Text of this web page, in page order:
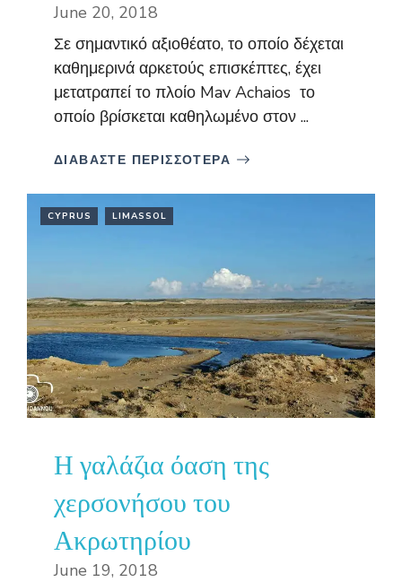
June 20, 2018
Σε σημαντικό αξιοθέατο, το οποίο δέχεται
καθημερινά αρκετούς επισκέπτες, έχει
μετατραπεί το πλοίο Mav Achaios το
οποίο βρίσκεται καθηλωμένο στον ...
ΔΙΑΒΑΣΤΕ ΠΕΡΙΣΣΟΤΕΡΑ
CYPRUS LIMASSOL
Η γαλάζια όαση της
χερσονήσου του
Ακρωτηρίου
June 19, 2018